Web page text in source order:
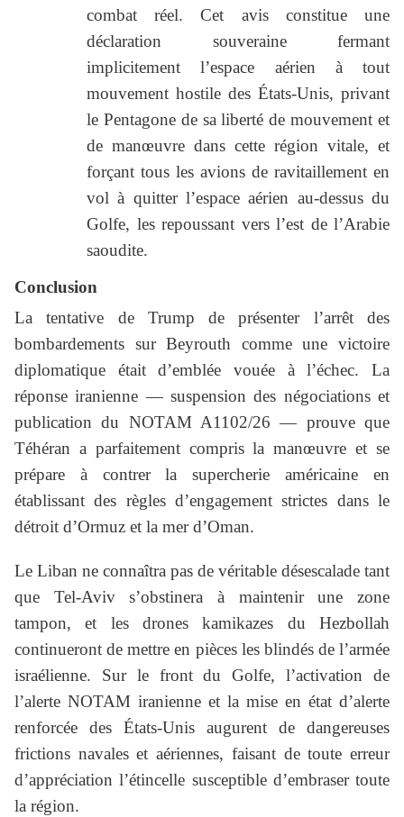
combat réel. Cet avis constitue une
déclaration souveraine fermant
implicitement l’espace aérien à tout
mouvement hostile des États-Unis, privant
le Pentagone de sa liberté de mouvement et
de manœuvre dans cette région vitale, et
forçant tous les avions de ravitaillement en
vol à quitter l’espace aérien au-dessus du
Golfe, les repoussant vers l’est de l’Arabie
saoudite.
Conclusion
La tentative de Trump de présenter l’arrêt des
bombardements sur Beyrouth comme une victoire
diplomatique était d’emblée vouée à l’échec. La
réponse iranienne — suspension des négociations et
publication du NOTAM A1102/26 — prouve que
Téhéran a parfaitement compris la manœuvre et se
prépare à contrer la supercherie américaine en
établissant des règles d’engagement strictes dans le
détroit d’Ormuz et la mer d’Oman.
Le Liban ne connaîtra pas de véritable désescalade tant
que Tel-Aviv s’obstinera à maintenir une zone
tampon, et les drones kamikazes du Hezbollah
continueront de mettre en pièces les blindés de l’armée
israélienne. Sur le front du Golfe, l’activation de
l’alerte NOTAM iranienne et la mise en état d’alerte
renforcée des États-Unis augurent de dangereuses
frictions navales et aériennes, faisant de toute erreur
d’appréciation l’étincelle susceptible d’embraser toute
la région.